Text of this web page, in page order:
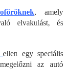
, amely
elvakulást, és
ellen egy speciális
az autó